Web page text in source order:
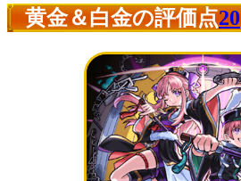
黄金＆白金の評価点20